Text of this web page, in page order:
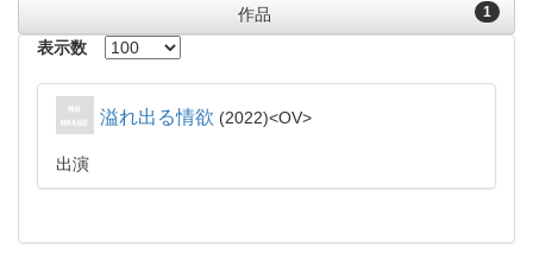
1
作品
表示数
溢れ出る情欲 2022 OV
出演